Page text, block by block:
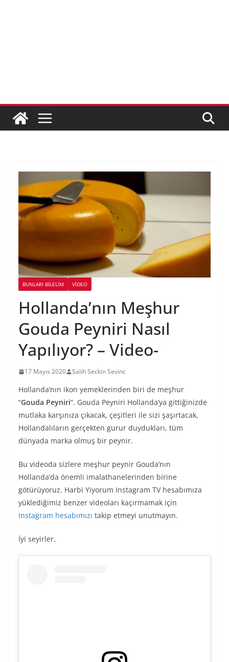
BUNLARI BILELIM VIDEO
Hollanda’nın Meşhur
Gouda Peyniri Nasıl
Yapılıyor? – Video-
17 Mayıs 2020 Salih Seckin Sevinc
Hollanda’nın ikon yemeklerinden biri de meşhur
“Gouda Peyniri“. Gouda Peyniri Hollanda’ya gittiğinizde
mutlaka karşınıza çıkacak, çeşitleri ile sizi şaşırtacak,
Hollandalıların gerçekten gurur duydukları, tüm
dünyada marka olmuş bir peynir.
Bu videoda sizlere meşhur peynir Gouda’nın
Hollanda’da önemli imalathanelerinden birine
götürüyoruz. Harbi Yiyorum Instagram TV hesabımıza
yüklediğimiz benzer videoları kaçırmamak için
Instagram hesabımızı takip etmeyi unutmayın.
İyi seyirler.